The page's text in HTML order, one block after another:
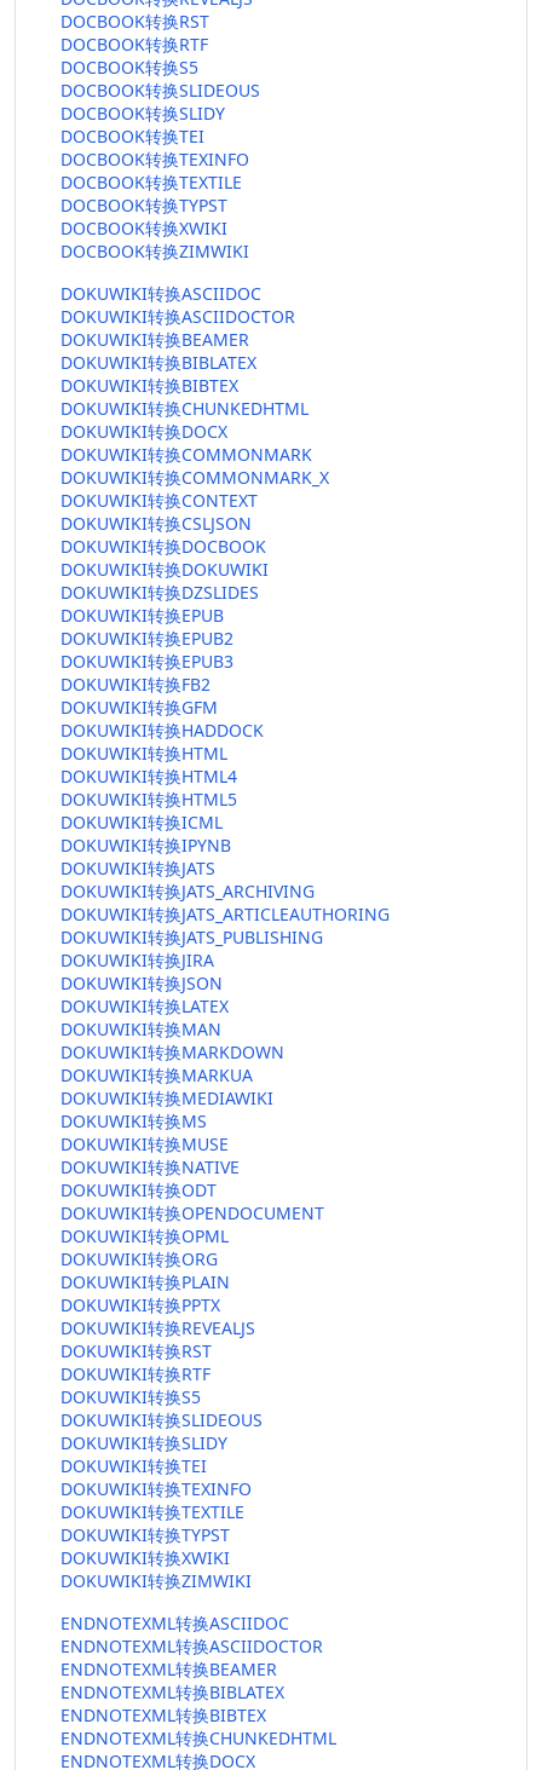
DOCBOOK转换RST
DOCBOOK转换RTF
DOCBOOK转换S5
DOCBOOK转换SLIDEOUS
DOCBOOK转换SLIDY
DOCBOOK转换TEI
DOCBOOK转换TEXINFO
DOCBOOK转换TEXTILE
DOCBOOK转换TYPST
DOCBOOK转换XWIKI
DOCBOOK转换ZIMWIKI
DOKUWIKI转换ASCIIDOC
DOKUWIKI转换ASCIIDOCTOR
DOKUWIKI转换BEAMER
DOKUWIKI转换BIBLATEX
DOKUWIKI转换BIBTEX
DOKUWIKI转换CHUNKEDHTML
DOKUWIKI转换DOCX
DOKUWIKI转换COMMONMARK
DOKUWIKI转换COMMONMARK_X
DOKUWIKI转换CONTEXT
DOKUWIKI转换CSLJSON
DOKUWIKI转换DOCBOOK
DOKUWIKI转换DOKUWIKI
DOKUWIKI转换DZSLIDES
DOKUWIKI转换EPUB
DOKUWIKI转换EPUB2
DOKUWIKI转换EPUB3
DOKUWIKI转换FB2
DOKUWIKI转换GFM
DOKUWIKI转换HADDOCK
DOKUWIKI转换HTML
DOKUWIKI转换HTML4
DOKUWIKI转换HTML5
DOKUWIKI转换ICML
DOKUWIKI转换IPYNB
DOKUWIKI转换JATS
DOKUWIKI转换JATS_ARCHIVING
DOKUWIKI转换JATS_ARTICLEAUTHORING
DOKUWIKI转换JATS_PUBLISHING
DOKUWIKI转换JIRA
DOKUWIKI转换JSON
DOKUWIKI转换LATEX
DOKUWIKI转换MAN
DOKUWIKI转换MARKDOWN
DOKUWIKI转换MARKUA
DOKUWIKI转换MEDIAWIKI
DOKUWIKI转换MS
DOKUWIKI转换MUSE
DOKUWIKI转换NATIVE
DOKUWIKI转换ODT
DOKUWIKI转换OPENDOCUMENT
DOKUWIKI转换OPML
DOKUWIKI转换ORG
DOKUWIKI转换PLAIN
DOKUWIKI转换PPTX
DOKUWIKI转换REVEALJS
DOKUWIKI转换RST
DOKUWIKI转换RTF
DOKUWIKI转换S5
DOKUWIKI转换SLIDEOUS
DOKUWIKI转换SLIDY
DOKUWIKI转换TEI
DOKUWIKI转换TEXINFO
DOKUWIKI转换TEXTILE
DOKUWIKI转换TYPST
DOKUWIKI转换XWIKI
DOKUWIKI转换ZIMWIKI
ENDNOTEXML转换ASCIIDOC
ENDNOTEXML转换ASCIIDOCTOR
ENDNOTEXML转换BEAMER
ENDNOTEXML转换BIBLATEX
ENDNOTEXML转换BIBTEX
ENDNOTEXML转换CHUNKEDHTML
ENDNOTEXML转换DOCX